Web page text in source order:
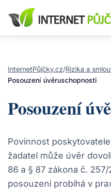
InternetPůjčky.cz/Rizika a
Posouzení úvěruschopnosti
Posouzení
Povinnost
žadatel může úvěr
86 a § 87 zákona č.
posouzení probíhá v